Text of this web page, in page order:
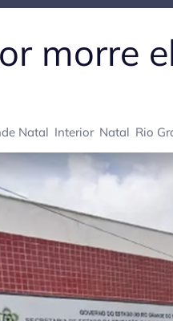
morre
Natal Interior Natal Rio